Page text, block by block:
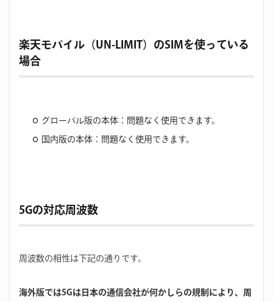
楽天モバイル（UN-LIMIT）のSIMを使っている
場合
グローバル版の本体：問題なく使用できます。
国内版の本体：問題なく使用できます。
5Gの対応周波数
周波数の相性は下記の通りです。
海外版では5Gは日本の通信会社が何かしらの規制により、周